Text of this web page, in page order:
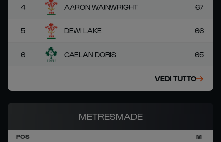
4 AARON WAINWRIGHT 67
5 DEWI LAKE 66
6 CAELAN DORIS 65
VEDI TUTTO
METRESMADE
POS M